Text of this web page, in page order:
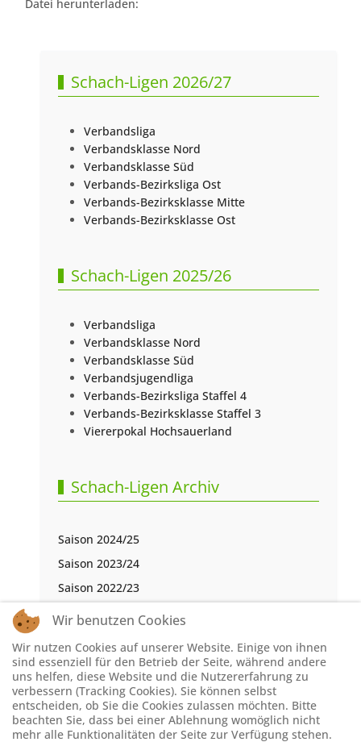
Datei herunterladen:
Schach-Ligen 2026/27
Verbandsliga
Verbandsklasse Nord
Verbandsklasse Süd
Verbands-Bezirksliga Ost
Verbands-Bezirksklasse Mitte
Verbands-Bezirksklasse Ost
Schach-Ligen 2025/26
Verbandsliga
Verbandsklasse Nord
Verbandsklasse Süd
Verbandsjugendliga
Verbands-Bezirksliga Staffel 4
Verbands-Bezirksklasse Staffel 3
Viererpokal Hochsauerland
Schach-Ligen Archiv
Saison 2024/25
Saison 2023/24
Saison 2022/23
Saison 2021/22
Saison 2019/20
Saison 2018/19
Saison 2017/18
Saison 2016/17
Wir benutzen Cookies
Wir nutzen Cookies auf unserer Website. Einige von ihnen
sind essenziell für den Betrieb der Seite, während andere
uns helfen, diese Website und die Nutzererfahrung zu
verbessern (Tracking Cookies). Sie können selbst
entscheiden, ob Sie die Cookies zulassen möchten. Bitte
beachten Sie, dass bei einer Ablehnung womöglich nicht
mehr alle Funktionalitäten der Seite zur Verfügung stehen.